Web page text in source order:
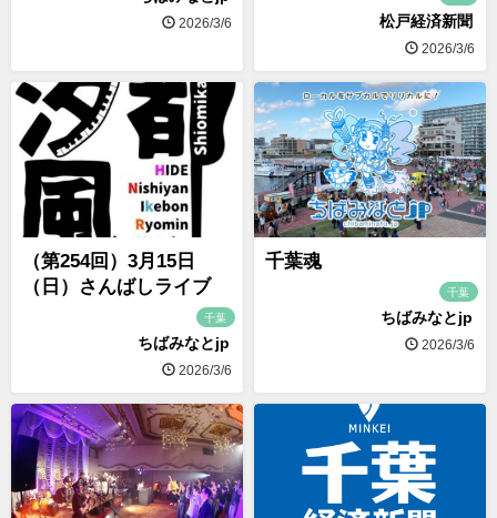
2026/3/6 松戸経済新聞
2026/3/6
（第254回）3月15日
（日）さんばしライブ
千葉
ちばみなとjp
2026/3/6
千葉魂
千葉
ちばみなとjp
2026/3/6